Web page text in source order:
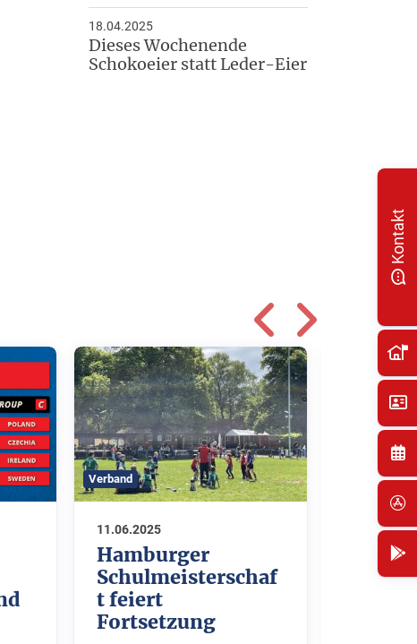
18.04.2025
Dieses Wochenende
Schokoeier statt Leder-Eier
Verband
11.06.2025
Hamburger
Schulmeisterschaf
t feiert
Fortsetzung
Verband
10.06.2025
den
Kontakt